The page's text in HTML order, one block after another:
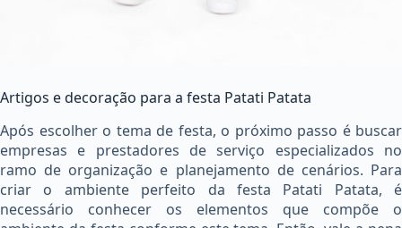
Artigos e decoração para a festa Patati Patata
Após escolher o tema de festa, o próximo passo é buscar
empresas e prestadores de serviço especializados no
ramo de organização e planejamento de cenários. Para
criar o ambiente perfeito da festa Patati Patata, é
necessário conhecer os elementos que compõe o